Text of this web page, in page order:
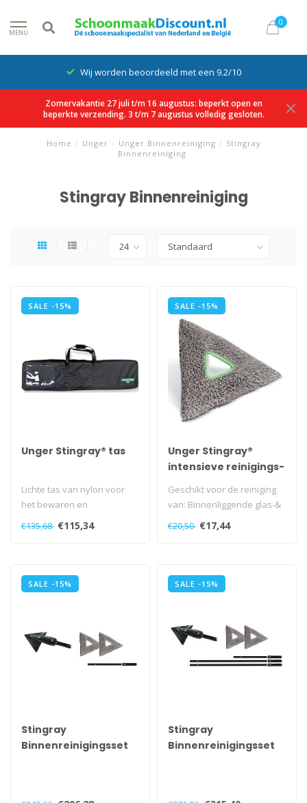
MENU
0
Wij worden beoordeeld met een 9.2/10
Zomervakantie 27 juli t/m 16 augustus: beperkt open en
beperkte verzending. 3 t/m 7 augustus volledig gesloten.
Home / Unger / Unger Binnenreiniging / Stingray
Binnenreiniging
Stingray Binnenreiniging
SALE -15%
Unger Stingray® tas
Lichte tas van nylon voor
het bewaren en
transporteren van een
€135,68 €115,34
SALE -15%
Unger Stingray®
intensieve reinigings-
TriPad
Geschikt voor de reiniging
van: Binnenliggende glas-&
spiegeloppervlakken • Li..
€20,50 €17,44
SALE -15%
Stingray
Binnenreinigingsset
SALE -15%
Stingray
Binnenreinigingsset